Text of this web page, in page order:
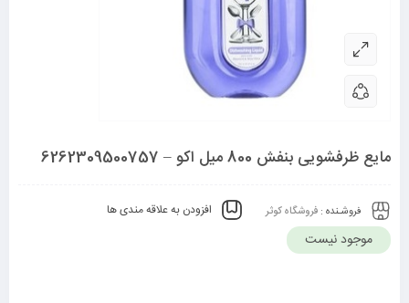
مایع ظرفشویی بنفش 800 میل اکو – 6262309500757
فروشـنده : فروشگاه کوثر افزودن به علاقه مندی ها
موجود نیست